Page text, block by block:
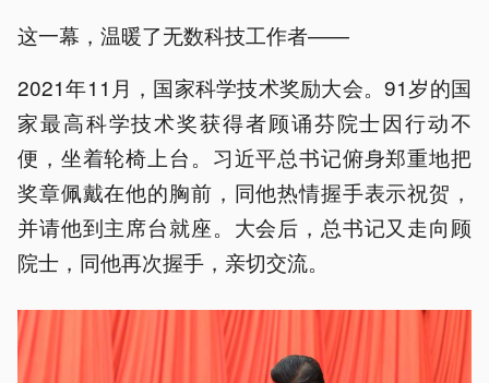
这一幕，温暖了无数科技工作者——
2021年11月，国家科学技术奖励大会。91岁的国
家最高科学技术奖获得者顾诵芬院士因行动不
便，坐着轮椅上台。习近平总书记俯身郑重地把
奖章佩戴在他的胸前，同他热情握手表示祝贺，
并请他到主席台就座。大会后，总书记又走向顾
院士，同他再次握手，亲切交流。